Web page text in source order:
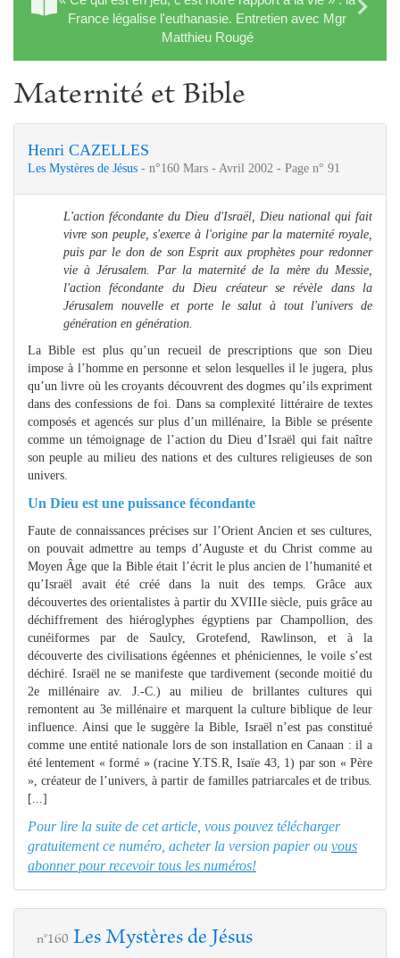
France légalise l'euthanasie. Entretien avec Mgr
Matthieu Rougé
Maternité et Bible
Henri CAZELLES
Les Mystères de Jésus - n°160 Mars - Avril 2002 - Page n° 91
L'action fécondante du Dieu d'Israël, Dieu national qui fait
vivre son peuple, s'exerce à l'origine par la maternité royale,
puis par le don de son Esprit aux prophètes pour redonner
vie à Jérusalem. Par la maternité de la mère du Messie,
l'action fécondante du Dieu créateur se révèle dans la
Jérusalem nouvelle et porte le salut à tout l'univers de
génération en génération.
La Bible est plus qu’un recueil de prescriptions que son Dieu
impose à l’homme en personne et selon lesquelles il le jugera, plus
qu’un livre où les croyants découvrent des dogmes qu’ils expriment
dans des confessions de foi. Dans sa complexité littéraire de textes
composés et agencés sur plus d’un millénaire, la Bible se présente
comme un témoignage de l’action du Dieu d’Israël qui fait naître
son peuple au milieu des nations et des cultures religieuses de son
univers.
Un Dieu est une puissance fécondante
Faute de connaissances précises sur l’Orient Ancien et ses cultures,
on pouvait admettre au temps d’Auguste et du Christ comme au
Moyen Âge que la Bible était l’écrit le plus ancien de l’humanité et
qu’Israël avait été créé dans la nuit des temps. Grâce aux
découvertes des orientalistes à partir du XVIIIe siècle, puis grâce au
déchiffrement des hiéroglyphes égyptiens par Champollion, des
cunéiformes par de Saulcy, Grotefend, Rawlinson, et à la
découverte des civilisations égéennes et phéniciennes, le voile s’est
déchiré. Israël ne se manifeste que tardivement (seconde moitié du
2e millénaire av. J.-C.) au milieu de brillantes cultures qui
remontent au 3e millénaire et marquent la culture biblique de leur
influence. Ainsi que le suggère la Bible, Israël n’est pas constitué
comme une entité nationale lors de son installation en Canaan : il a
été lentement « formé » (racine Y.TS.R, Isaïe 43, 1) par son « Père
», créateur de l’univers, à partir de familles patriarcales et de tribus.
[...]
Pour lire la suite de cet article, vous pouvez télécharger
gratuitement ce numéro, acheter la version papier ou vous
abonner pour recevoir tous les numéros!
n°160 Les Mystères de Jésus